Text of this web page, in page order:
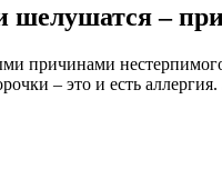
шелушатся –
причинами нестерпимого
– это и есть